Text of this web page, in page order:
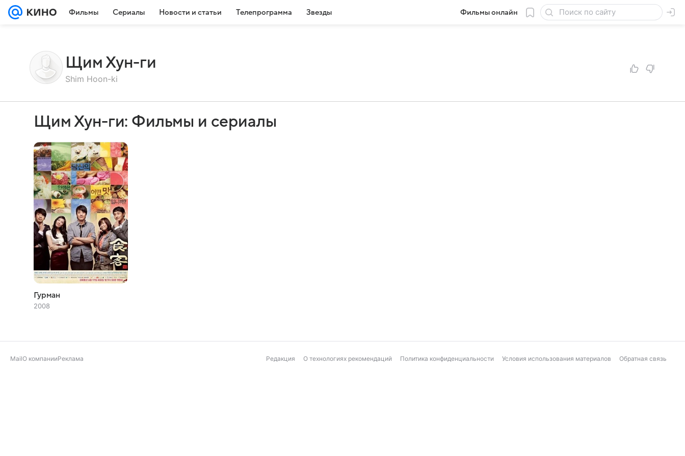
Фильмы Сериалы Новости и статьи Телепрограмма Звезды Фильмы онлайн
Щим Хун-ги
Shim Hoon-ki
Щим Хун-ги: Фильмы и сериалы
Гурман
2008
MailО компанииРеклама Редакция О технологиях рекомендаций Политика конфиденциальности Условия использования материалов Обратная связь